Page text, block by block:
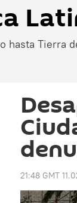
hasta Tierra
21:48 GMT